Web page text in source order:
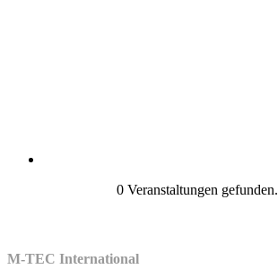
0 Veranstaltungen gefunden.
M-TEC International